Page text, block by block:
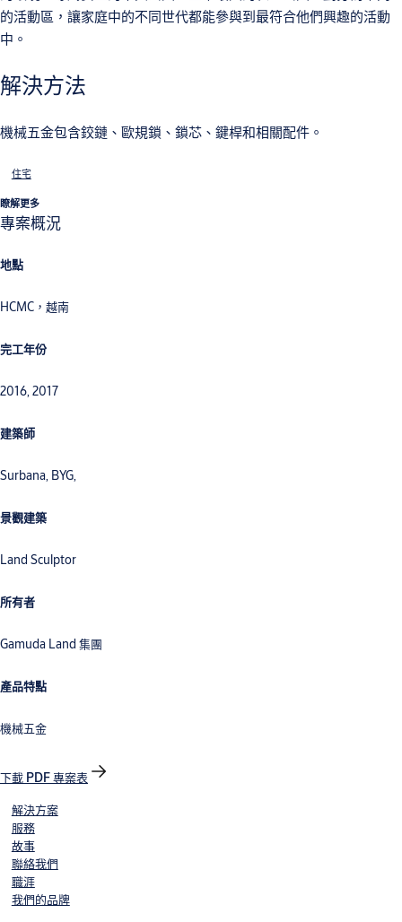
的活動區，讓家庭中的不同世代都能參與到最符合他們興趣的活動
中。
解決方法
機械五金包含鉸鏈、歐規鎖、鎖芯、鍵桿和相關配件。
住宅
瞭解更多
專案概況
地點
HCMC，越南
完工年份
2016, 2017
建築師
Surbana, BYG,
景觀建築
Land Sculptor
所有者
Gamuda Land 集團
產品特點
機械五金
下載 PDF 專案表
解決方案
服務
故事
聯絡我們
職涯
我們的品牌